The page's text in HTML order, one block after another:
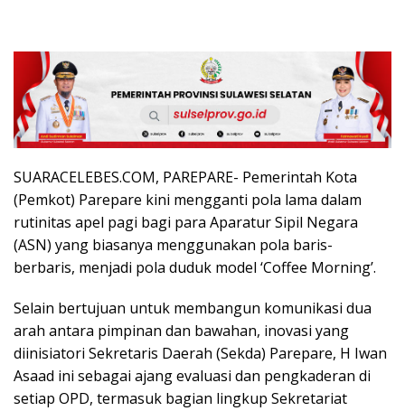
SUARACELEBES.COM, PAREPARE- Pemerintah Kota
(Pemkot) Parepare kini mengganti pola lama dalam
rutinitas apel pagi bagi para Aparatur Sipil Negara
(ASN) yang biasanya menggunakan pola baris-
berbaris, menjadi pola duduk model ‘Coffee Morning’.
Selain bertujuan untuk membangun komunikasi dua
arah antara pimpinan dan bawahan, inovasi yang
diinisiatori Sekretaris Daerah (Sekda) Parepare, H Iwan
Asaad ini sebagai ajang evaluasi dan pengkaderan di
setiap OPD, termasuk bagian lingkup Sekretariat